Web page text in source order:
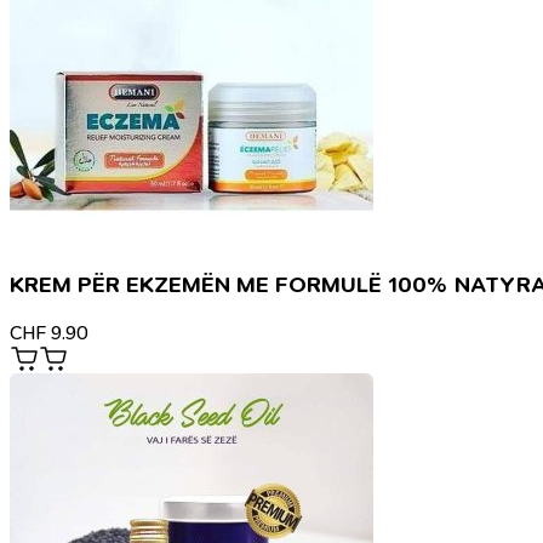
KREM PËR EKZEMËN ME FORMULË 100%
CHF 9.90